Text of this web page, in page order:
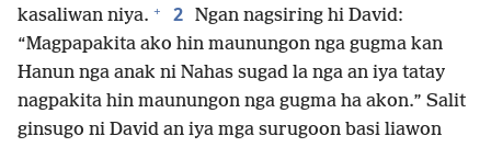
kasaliwan niya. + 2 Ngan nagsiring hi David:
“Magpapakita ako hin maunungon nga gugma kan
Hanun nga anak ni Nahas sugad la nga an iya tatay
nagpakita hin maunungon nga gugma ha akon.” Salit
ginsugo ni David an iya mga surugoon basi liawon